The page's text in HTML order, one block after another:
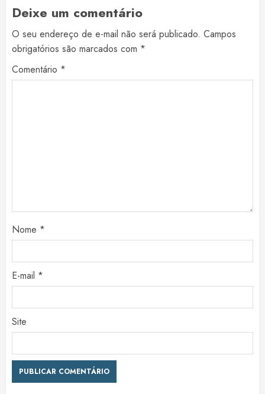
Deixe um comentário
O seu endereço de e-mail não será publicado. Campos
obrigatórios são marcados com *
Comentário *
Nome *
E-mail *
Site